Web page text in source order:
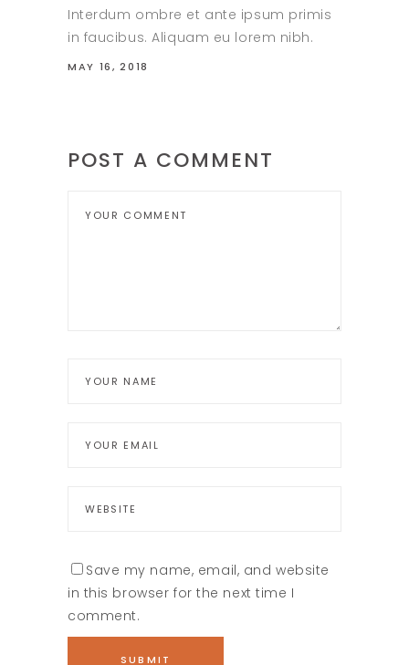
Interdum ombre et ante ipsum primis
in faucibus. Aliquam eu lorem nibh.
MAY 16, 2018
POST A COMMENT
Save my name, email, and website
in this browser for the next time I
comment.